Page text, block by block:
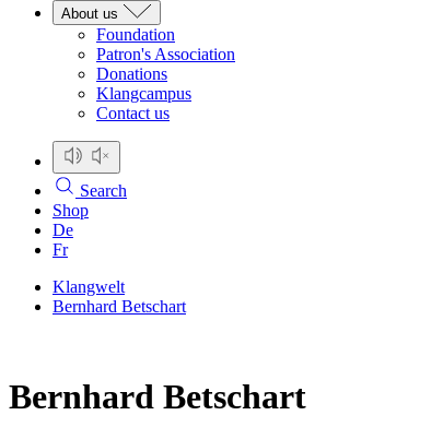
About us
Foundation
Patron's Association
Donations
Klangcampus
Contact us
Search
Shop
De
Fr
Klangwelt
Bernhard Betschart
Bernhard Betschart